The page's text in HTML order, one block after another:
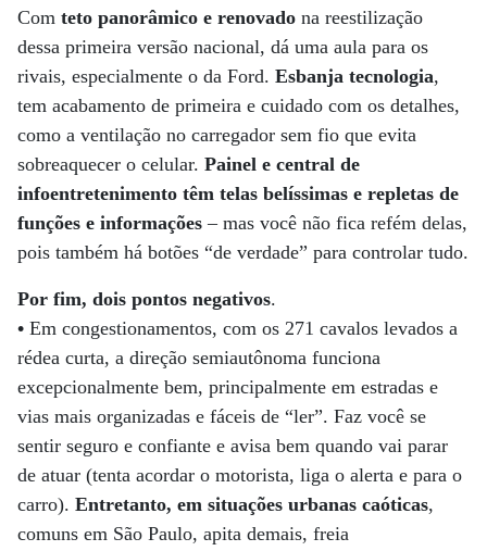
Com teto panorâmico e renovado na reestilização
dessa primeira versão nacional, dá uma aula para os
rivais, especialmente o da Ford. Esbanja tecnologia,
tem acabamento de primeira e cuidado com os detalhes,
como a ventilação no carregador sem fio que evita
sobreaquecer o celular. Painel e central de
infoentretenimento têm telas belíssimas e repletas de
funções e informações – mas você não fica refém delas,
pois também há botões “de verdade” para controlar tudo.
Por fim, dois pontos negativos.
• Em congestionamentos, com os 271 cavalos levados a
rédea curta, a direção semiautônoma funciona
excepcionalmente bem, principalmente em estradas e
vias mais organizadas e fáceis de “ler”. Faz você se
sentir seguro e confiante e avisa bem quando vai parar
de atuar (tenta acordar o motorista, liga o alerta e para o
carro). Entretanto, em situações urbanas caóticas,
comuns em São Paulo, apita demais, freia